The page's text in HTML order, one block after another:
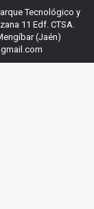
Tecnológico y
11 Edf. CTSA.
(Jaén)